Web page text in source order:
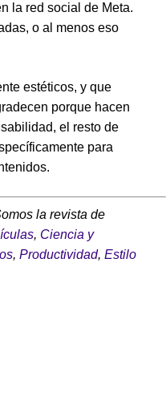
la red social de Meta.
o al menos eso
estéticos, y que
porque hacen
el resto de
para
la revista de
, Ciencia y
, Productividad, Estilo